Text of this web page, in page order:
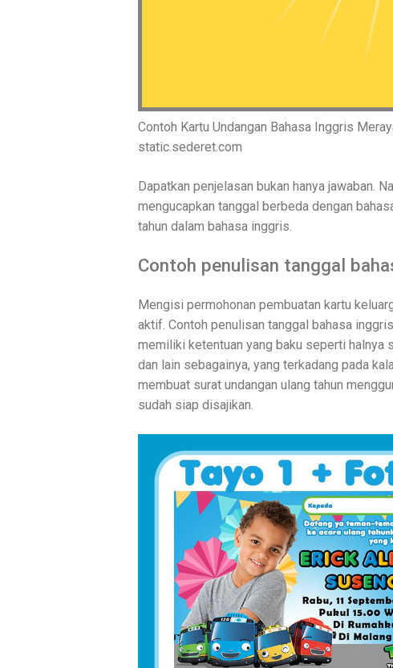
Contoh Kartu Undangan Bahasa Inggris
static.sederet.com
Dapatkan penjelasan bukan hanya jawaban.
mengucapkan tanggal berbeda dengan
tahun dalam bahasa inggris.
Contoh penulisan tanggal
Mengisi permohonan pembuatan kartu
aktif. Contoh penulisan tanggal bahasa
memiliki ketentuan yang baku seperti halnya
dan lain sebagainya, yang terkadang pada
membuat surat undangan ulang tahun
sudah siap disajikan.